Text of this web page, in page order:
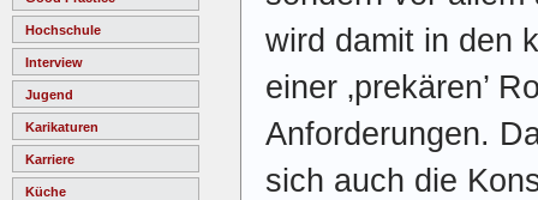
Hochschule
Interview
Jugend
Karikaturen
Karriere
Küche
wird damit in den
einer ‚prekären’
Anforderungen.
sich auch die